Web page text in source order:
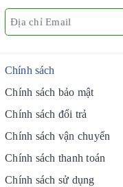
Chính sách
Chính sách bảo mật
Chính sách đổi trả
Chính sách vận chuyển
Chính sách thanh toán
Chính sách sử dụng